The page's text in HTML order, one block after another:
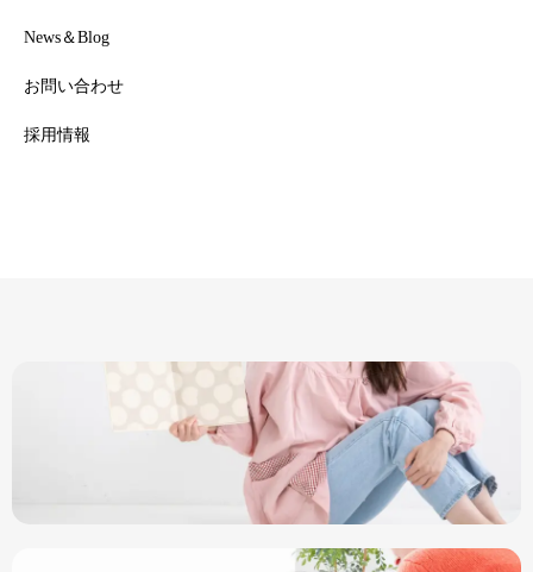
News＆Blog
お問い合わせ
採用情報